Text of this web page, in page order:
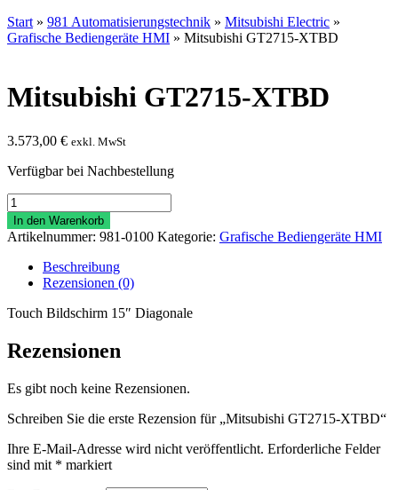
Start » 981 Automatisierungstechnik » Mitsubishi Electric »
Grafische Bediengeräte HMI » Mitsubishi GT2715-XTBD
Mitsubishi GT2715-XTBD
3.573,00 € exkl. MwSt
Verfügbar bei Nachbestellung
Mitsubishi
GT2715-
XTBD
In den Warenkorb
Artikelnummer: 981-0100 Kategorie: Grafische Bediengeräte HMI
Beschreibung
Rezensionen (0)
Touch Bildschirm 15″ Diagonale
Rezensionen
Es gibt noch keine Rezensionen.
Schreiben Sie die erste Rezension für „Mitsubishi GT2715-XTBD“
Ihre E-Mail-Adresse wird nicht veröffentlicht. Erforderliche Felder
sind mit * markiert